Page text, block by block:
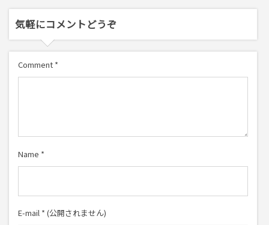
気軽にコメントどうぞ
Comment *
Name *
E-mail * (公開されません)